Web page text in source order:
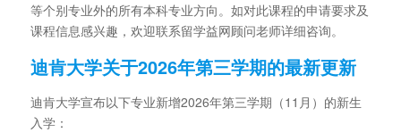
等个别专业外的所有本科专业方向。如对此课程的申请要求及
课程信息感兴趣，欢迎联系留学益网顾问老师详细咨询。
迪肯大学关于2026年第三学期的最新更新
迪肯大学宣布以下专业新增2026年第三学期（11月）的新生
入学：